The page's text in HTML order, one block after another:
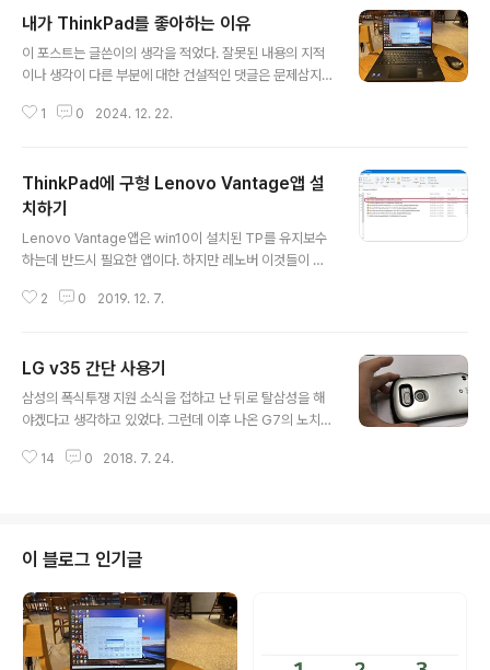
는 그럭저럭 타협하면서 사용하고 있던 상황에서 램슬롯이
둘인 노트북을 보니 눈이 뒤집어지는건 당연한 현상. 그리
하여 결국 사버렸다. 스펙은 다음과 같다.CPU : Ultra 7 1
o 4TB (원래 256GB짜리로 출고했으나 바로 업그레이
내가 ThinkPad를 좋아하는 이유
이 포스트는 글쓴이의 생각을 적었다. 잘못된 내용의 지적
이나 생각이 다른 부분에 대한 건설적인 댓글은 문제삼지
===================================
서 만든 노트북 브랜드이고, 2005년 중국 Lenovo에 인
수되어 지금에 이르고 있다. 그리고 나는 2018년에 첫 TP
를 구매하여 사용하고 있다. 그만큼 나의 TP입문 자체가
대단히 늦었다는 것이다. 그럼에도 불구하고 나는 TP의 매
몇 대씩이나 수집하는 취미가 생기고야 말았다. IBM시..
1 0 2024. 12. 22.
ThinkPad에 구형 Lenovo Vantage앱 설
치하기
Lenovo Vantage앱은 win10이 설치된 TP를 유지보수
하는데 반드시 필요한 앱이다. 하지만 레노버 이것들이 이
는 것이 문제다. (대표적으로 빠진 기능에는 배터리 캘리브
버전의 Lenovo Vantage로 되돌리는 방법이 역시나 나
왔다. (그런데 무려 이 방법이 레노버 포럼에서 나왔고, 공
식적으로 다운그레이드 방법을 레노버가 제공했다는게 개
Lenovo Vantage앱을 제거할 필요는 전혀 없다. 버전을
2 0 2019. 12. 7.
LG v35 간단 사용기
삼성의 폭식투쟁 지원 소식을 접하고 난 뒤로 탈삼성을 해
야겠다고 생각하고 있었다. 그런데 이후 나온 G7의 노치를
민하고 있던 찰나... v30의 껍데기에 G7을 넣은 v35를 내
석이다. G6+의 사용기는 따로 적지는 않았으나, 4개월정
도 G6+를 사용하다가 v35로 넘어왔기에 두 기기를 비교
하기 참 좋은 환경이라고 생각한다. 1. v30과 마찬가지로
가벼운 무게가 참 마음에 든다. 특히나 같이 들고다니는 아
이폰8+와 비교해보면 이 가벼움은 엄청난 장점이다. 근데
알고보니 기존의..
14 0 2018. 7. 24.
이 블로그 인기글